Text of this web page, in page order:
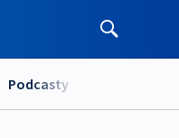
Podcasty